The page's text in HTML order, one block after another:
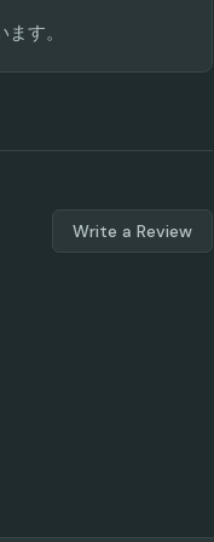
す。
Write a Review